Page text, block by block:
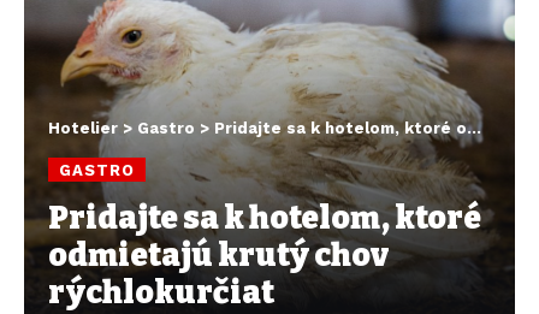
Hotelier > Gastro > Pridajte sa k hotelom, ktoré odmietajú krutý chov rýchlokurčiat
GASTRO
Pridajte sa k hotelom, ktoré
odmietajú krutý chov
rýchlokurčiat